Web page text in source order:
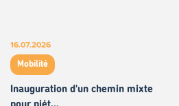
16.07.2026
Mobilité
Inauguration d'un chemin mixte